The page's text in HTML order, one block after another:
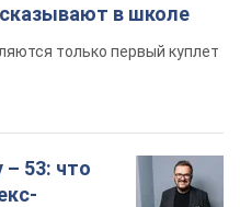
в школе
только первый куплет
53: что